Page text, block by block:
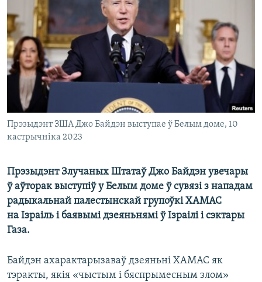
КУЛЬТУРА
КАЛЯНДАР
МОВА
НА ХВАЛЯХ СВАБОДЫ
Прэзыдэнт ЗША Джо Байдэн выступае ў Белым доме, 10
кастрычніка 2023
Прэзыдэнт Злучаных Штатаў Джо Байдэн увечары
ў аўторак выступіў у Белым доме ў сувязі з нападам
радыкальнай палестынскай групоўкі ХАМАС
на Ізраіль і баявымі дзеяньнямі ў Ізраілі і сэктары
Газа.
Байдэн ахарактарызаваў дзеяньні ХАМАС як
тэракты, якія «чыстым і бяспрымесным злом»